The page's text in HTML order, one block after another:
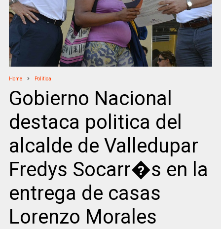
Home Politica
Gobierno Nacional
destaca politica del
alcalde de Valledupar
Fredys Socarr�s en la
entrega de casas
Lorenzo Morales